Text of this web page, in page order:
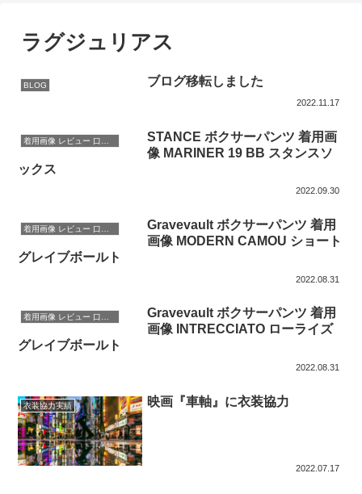
ラグジュリアス
BLOG ブログ移転しました
2022.11.17
着用画像 レビュー 口コミ
STANCE ボクサーパンツ 着用画
像 MARINER 19 BB スタンスソ
ックス
2022.09.30
着用画像 レビュー 口コミ
Gravevault ボクサーパンツ 着用
画像 MODERN CAMOU ショート
グレイブボールト
2022.08.31
着用画像 レビュー 口コミ
Gravevault ボクサーパンツ 着用
画像 INTRECCIATO ローライズ
グレイブボールト
2022.08.31
衣装協力実績 映画『車軸』に衣装協力
2022.07.17